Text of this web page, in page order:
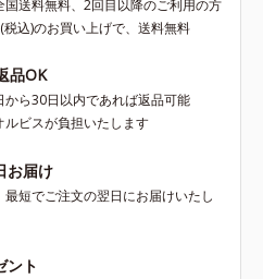
国送料無料、2回目以降のご利用の方
込)のお買い上げで、送料無料
品OK
から30日以内であれば返品可能
ビスが負担いたします
お届け
短でご注文の翌日にお届けいたし
ント